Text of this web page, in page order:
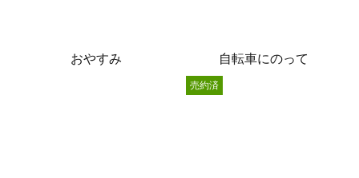
おやすみ 自転車にのって
売約済